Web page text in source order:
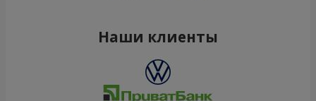
Наши клиенты